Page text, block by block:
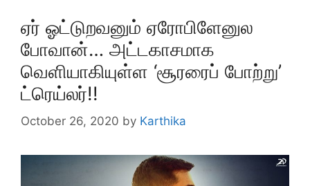
ஏர் ஓட்டுறவனும் ஏரோபிளேனுல
போவான்… அட்டகாசமாக
வெளியாகியுள்ள ‘சூரரைப் போற்று’
ட்ரெய்லர்!!
October 26, 2020 by Karthika